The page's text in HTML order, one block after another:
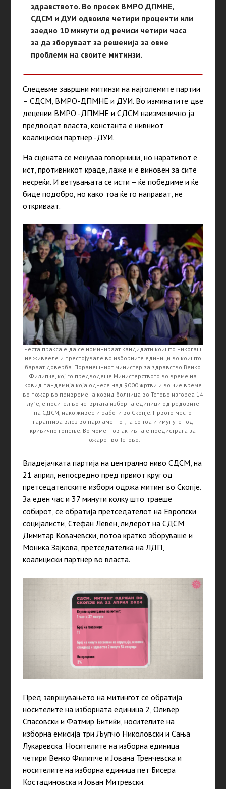
здравството. Во просек ВМРО ДПМНЕ,
СДСМ и ДУИ одвоиле четири проценти или
заедно 10 минути од речиси четири часа
за да зборуваат за решенија за овие
проблеми на своите митинзи.
Следевме завршни митинзи на најголемите партии
– СДСМ, ВМРО-ДПМНЕ и ДУИ. Во изминатите две
децении ВМРО -ДПМНЕ и СДСМ наизменично ја
предводат власта, константа е нивниот
коалициски партнер -ДУИ.
На сцената се менуваа говорници, но наративот е
ист, противникот краде, лаже и е виновен за сите
несреќи. И ветувањата се исти – ќе победиме и ќе
биде подобро, но како тоа ќе го направат, не
откриваат.
Честа пракса е да се номинираат кандидати коишто никогаш
не живееле и престојувале во изборните единици во коишто
бараат доверба. Поранешниот министер за здравство Венко
Филипче, кој го предводеше Министерството во време на
ковид пандемија која однесе над 9000 жртви и во чие време
во пожар во привремена ковид болница во Тетово изгореа 14
луѓе, е носител во четвртата изборна единици од редовите
на СДСМ, иако живее и работи во Скопје. Првото место
гарантира влез во парламентот, а со тоа и имунутет од
кривично гонење. Во моментов активна е предистрага за
пожарот во Тетово.
Владејачката партија на централно ниво СДСМ, на
21 април, непосредно пред првиот круг од
претседателските избори одржа митинг во Скопје.
За еден час и 37 минути колку што траеше
собирот, се обратија претседателот на Европски
социјалисти, Стефан Левен, лидерот на СДСМ
Димитар Ковачевски, потоа кратко зборуваше и
Моника Зајкова, претседателка на ЛДП,
коалициски партнер во власта.
Пред завршувањето на митингот се обратија
носителите на изборната единица 2, Оливер
Спасовски и Фатмир Битиќи, носителите на
изборна емисија три Љупчо Николовски и Сања
Лукаревска. Носителите на изборна единица
четири Венко Филипче и Јована Тренчевска и
носителите на изборна единица пет Бисера
Костадиновска и Јован Митревски.